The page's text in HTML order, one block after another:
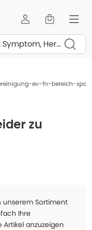
ev-fn-bereich-
zu
unserem Sortiment
Ihre
anzuzeigen